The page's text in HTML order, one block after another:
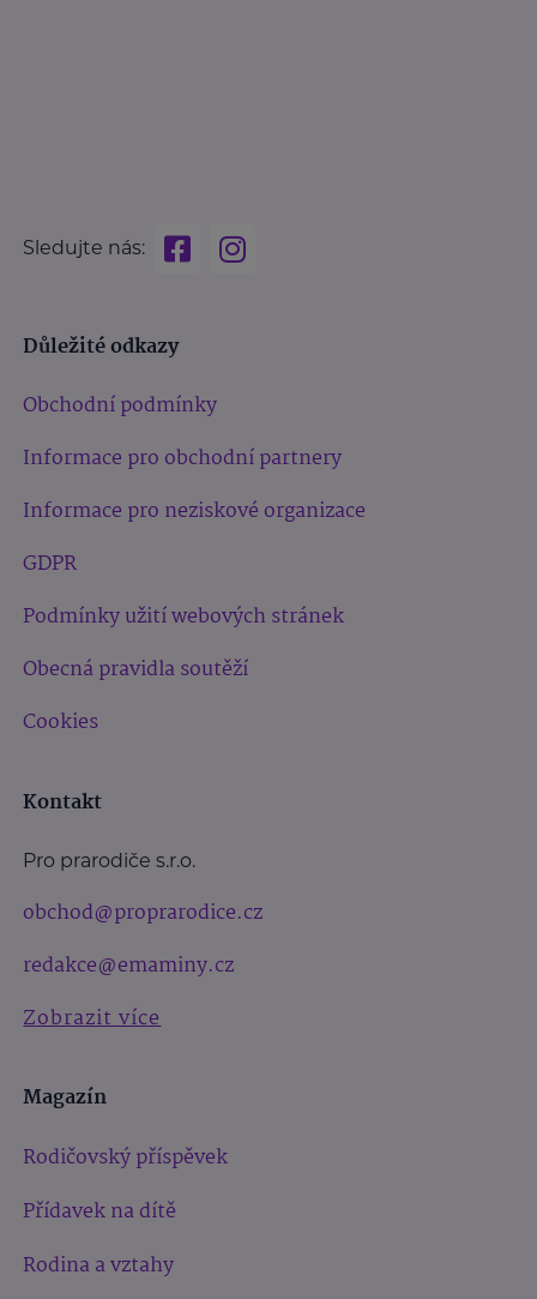
Sledujte nás:
Důležité odkazy
Obchodní podmínky
Informace pro obchodní partnery
Informace pro neziskové organizace
GDPR
Podmínky užití webových stránek
Obecná pravidla soutěží
Cookies
Kontakt
Pro prarodiče s.r.o.
obchod@proprarodice.cz
redakce@emaminy.cz
Zobrazit více
Magazín
Rodičovský příspěvek
Přídavek na dítě
Rodina a vztahy